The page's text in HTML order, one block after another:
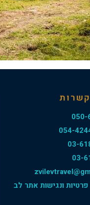
050-
054-
03-
03-
פרטיות ונגישות אתר לב